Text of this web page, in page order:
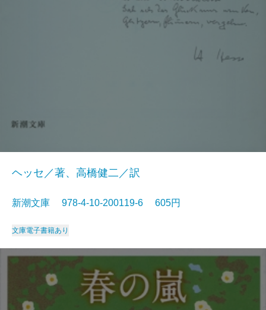
ヘッセ／著、高橋健二／訳
新潮文庫 978-4-10-200119-6 605円
文庫電子書籍あり